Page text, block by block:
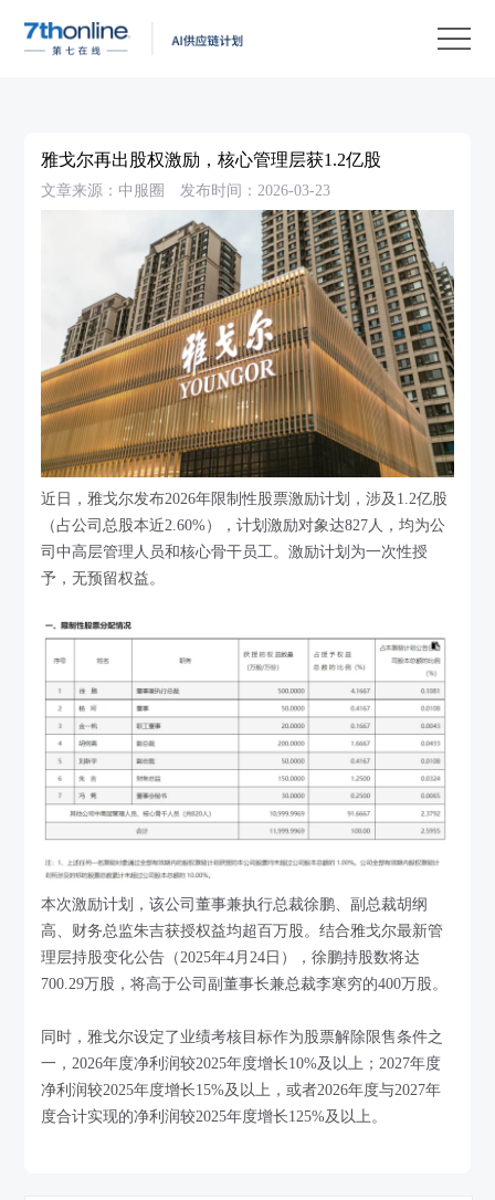
雅戈尔再出股权激励，核心管理层获1.2亿股
文章来源：中服圈 发布时间：2026-03-23
近日，雅戈尔发布2026年限制性股票激励计划，涉及1.2亿股
（占公司总股本近2.60%），计划激励对象达827人，均为公
司中高层管理人员和核心骨干员工。激励计划为一次性授
予，无预留权益。
本次激励计划，该公司董事兼执行总裁徐鹏、副总裁胡纲
高、财务总监朱吉获授权益均超百万股。结合雅戈尔最新管
理层持股变化公告（2025年4月24日），徐鹏持股数将达
700.29万股，将高于公司副董事长兼总裁李寒穷的400万股。
同时，雅戈尔设定了业绩考核目标作为股票解除限售条件之
一，2026年度净利润较2025年度增长10%及以上；2027年度
净利润较2025年度增长15%及以上，或者2026年度与2027年
度合计实现的净利润较2025年度增长125%及以上。